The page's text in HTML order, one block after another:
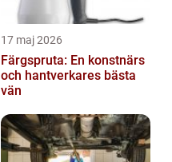
17 maj 2026
Färgspruta: En konstnärs
och hantverkares bästa
vän